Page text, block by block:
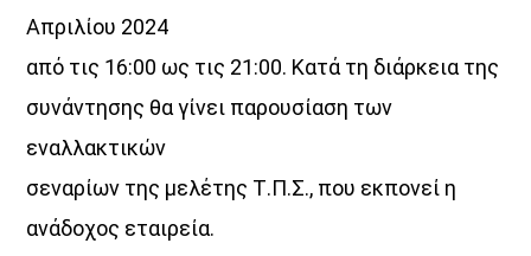
τραγούδια που …γεμίζουν τα ερτζιανά με βιολί, λαούτο,
και τηναλμύρα της θάλασσας!Ταξίδεψε σε …«Μια θάλασσα
107,5
Απριλίου 2024
από τις 16:00 ως τις 21:00. Κατά τη διάρκεια της
συνάντησης θα γίνει παρουσίαση των
εναλλακτικών
σεναρίων της μελέτης Τ.Π.Σ., που εκπονεί η
ανάδοχος εταιρεία.